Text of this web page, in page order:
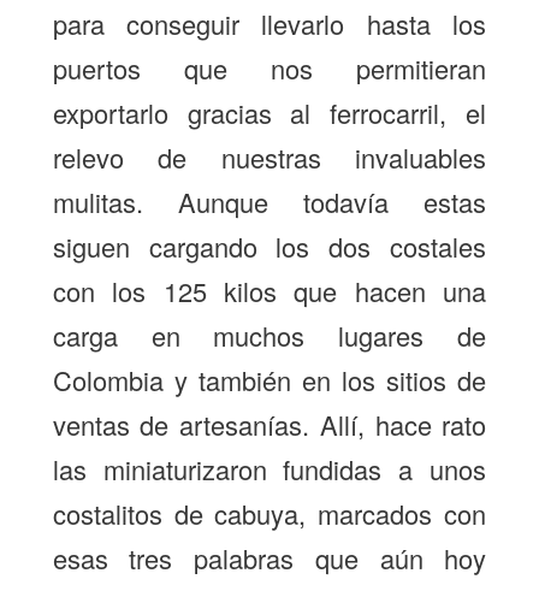
para conseguir llevarlo hasta los
puertos que nos permitieran
exportarlo gracias al ferrocarril, el
relevo de nuestras invaluables
mulitas. Aunque todavía estas
siguen cargando los dos costales
con los 125 kilos que hacen una
carga en muchos lugares de
Colombia y también en los sitios de
ventas de artesanías. Allí, hace rato
las miniaturizaron fundidas a unos
costalitos de cabuya, marcados con
esas tres palabras que aún hoy